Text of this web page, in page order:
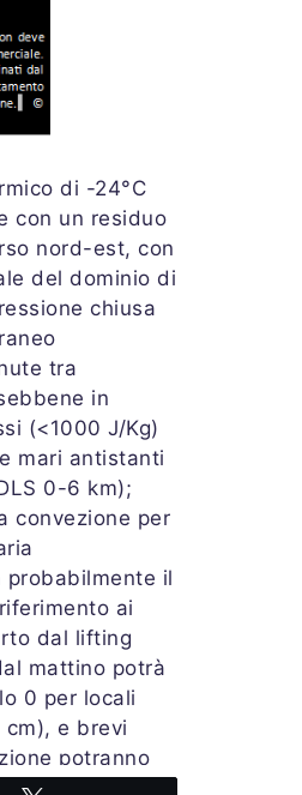
di -24°C
con un residuo
nord-est, con
del dominio di
chiusa
tra
in
(<1000 J/Kg)
mari antistanti
0-6 km);
convezione per
probabilmente il
ai
dal lifting
mattino potrà
0 per locali
e brevi
potranno
per